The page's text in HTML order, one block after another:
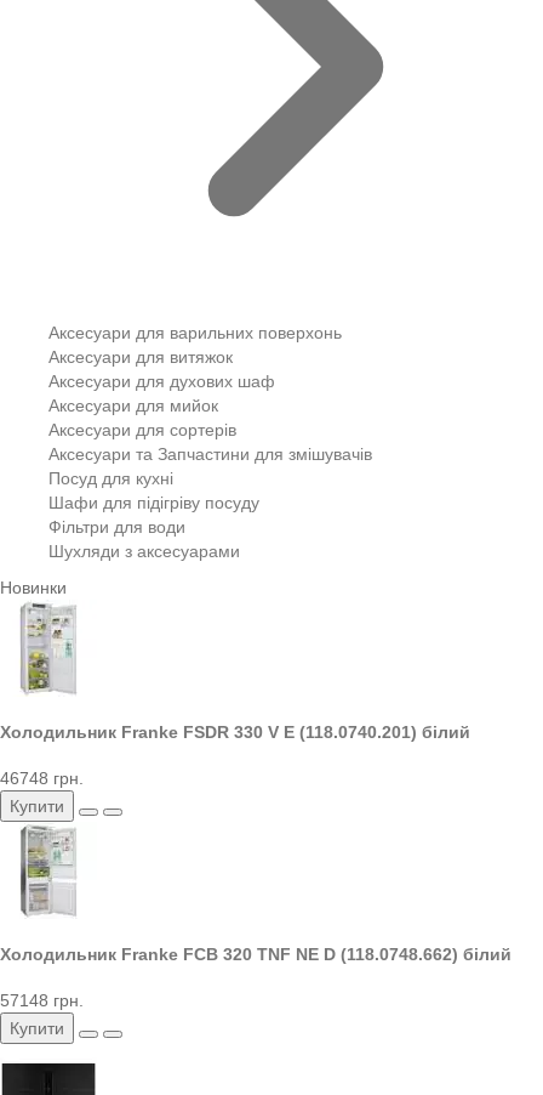
Аксесуари для варильних поверхонь
Аксесуари для витяжок
Аксесуари для духових шаф
Аксесуари для мийок
Аксесуари для сортерів
Аксесуари та Запчастини для змішувачів
Посуд для кухні
Шафи для підігріву посуду
Фільтри для води
Шухляди з аксесуарами
Новинки
Холодильник Franke FSDR 330 V E (118.0740.201) білий
46748 грн.
Купити
Холодильник Franke FCB 320 TNF NE D (118.0748.662) білий
57148 грн.
Купити